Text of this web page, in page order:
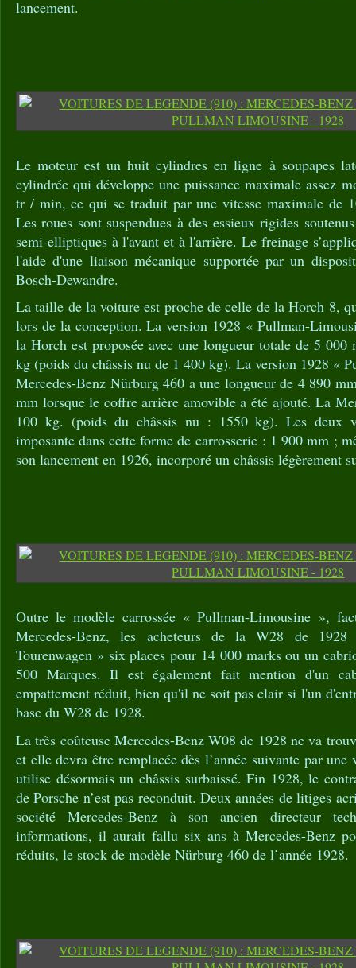
lancement.
Le moteur est un huit cylindres en ligne à soupapes
cylindrée qui développe une puissance maximale assez
tr / min, ce qui se traduit par une vitesse maximale de
Les roues sont suspendues à des essieux rigides
semi-elliptiques à l'avant et à l'arrière. Le freinage
l'aide d'une liaison mécanique supportée par un
Bosch-Dewandre.
La taille de la voiture est proche de celle de la Horch 8,
lors de la conception. La version 1928 « Pullman-
la Horch est proposée avec une longueur totale de 5
kg (poids du châssis nu de 1 400 kg). La version 1928 «
Mercedes-Benz Nürburg 460 a une longueur de 4 890
mm lorsque le coffre arrière amovible a été ajouté. La
100 kg. (poids du châssis nu : 1550 kg). Les deux
imposante dans cette forme de carrosserie : 1 900 mm ;
son lancement en 1926, incorporé un châssis légèrement
Outre le modèle carrossée « Pullman-Limousine »,
Mercedes-Benz, les acheteurs de la W28 de
Tourenwagen » six places pour 14 000 marks ou un
500 Marques. Il est également fait mention d'un
empattement réduit, bien qu'il ne soit pas clair si l'un
base du W28 de 1928.
La très coûteuse Mercedes-Benz W08 de 1928 ne va
et elle devra être remplacée dès l’année suivante par
utilise désormais un châssis surbaissé. Fin 1928, le
de Porsche n’est pas reconduit. Deux années de litiges
société Mercedes-Benz à son ancien directeur
informations, il aurait fallu six ans à Mercedes-Benz
réduits, le stock de modèle Nürburg 460 de l’année 1928.